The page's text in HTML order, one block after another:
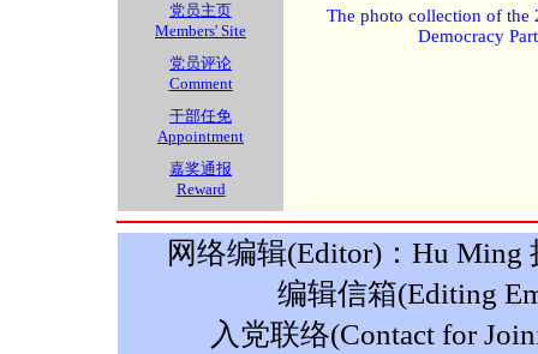
党员主页
Members' Site
党员评论
Comment
干部任免
Appointment
嘉奖通报
Reward
The photo collection of the
Democracy
网络编辑(Editor)：Hu Ming
编辑信箱(Editing
入党联络(Contact for